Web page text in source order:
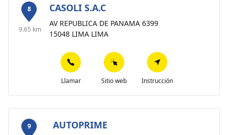
8
9.65 km
CASOLI S.A.C
AV REPUBLICA DE PANAMA 6399
15048 LIMA LIMA
Llamar Sitio web Instrucción
9 AUTOPRIME